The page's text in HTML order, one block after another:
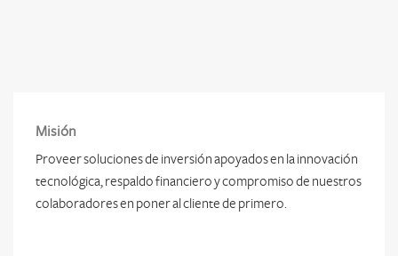
Misión
Proveer soluciones de inversión apoyados en la innovación
tecnológica, respaldo financiero y compromiso de nuestros
colaboradores en poner al cliente de primero.